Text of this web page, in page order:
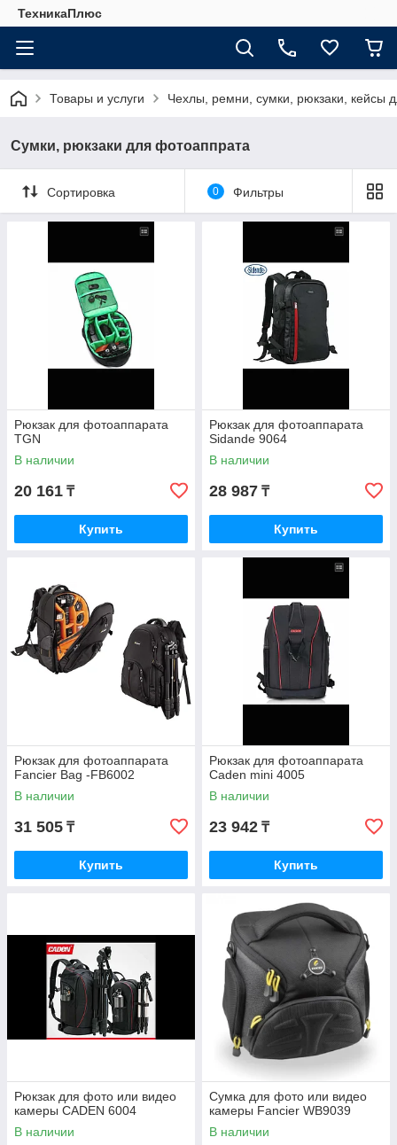
ТехникаПлюс
Товары и услуги Чехлы, ремни, сумки, рюкзаки, кейсы
Сумки, рюкзаки для фотоаппрата
Сортировка 0 Фильтры
Рюкзак для фотоаппарата
TGN
В наличии
20 161 ₸
Купить
Рюкзак для фотоаппарата
Sidande 9064
В наличии
28 987 ₸
Купить
Рюкзак для фотоаппарата
Fancier Bag -FB6002
В наличии
31 505 ₸
Купить
Рюкзак для фотоаппарата
Caden mini 4005
В наличии
23 942 ₸
Купить
Рюкзак для фото или видео
камеры CADEN 6004
В наличии
Сумка для фото или видео
камеры Fancier WB9039
В наличии